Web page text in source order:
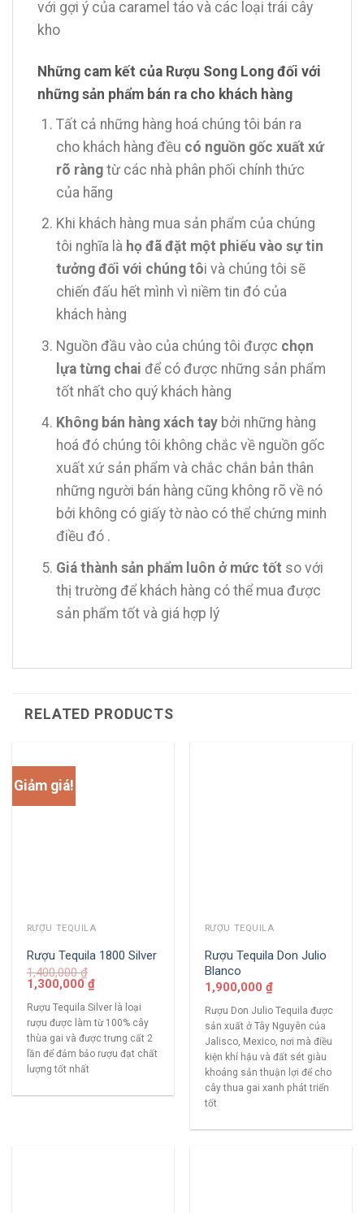
với gợi ý của caramel táo và các loại trái cây
kho
Những cam kết của Rượu Song Long đối với
những sản phẩm bán ra cho khách hàng
Tất cả những hàng hoá chúng tôi bán ra
cho khách hàng đều có nguồn gốc xuất xứ
rõ ràngtừ các nhà phân phối chính thức
của hãng
Khi khách hàng mua sản phẩm của chúng
tôi nghĩa làhọ đã đặt một phiếu vào sự tin
tưởng đối với chúng tôi và chúng tôi sẽ
chiến đấu hết mình vì niềm tin đó của
khách hàng
Nguồn đầu vào của chúng tôi được chọn
lựa từng chai để có được những sản phẩm
tốt nhất cho quý khách hàng
Không bán hàng xách taybởi những hàng
hoá đó chúng tôi không chắc về nguồn gốc
xuất xứ sản phẩm và chắc chắn bản thân
những người bán hàng cũng không rõ về nó
bởi không có giấy tờ nào có thể chứng minh
điều đó .
Giá thành sản phẩm luôn ở mức tốt so với
thị trường để khách hàng có thể mua được
sản phẩm tốt và giá hợp lý
RELATED PRODUCTS
Giảm giá!
RƯỢU TEQUILA
Rượu Tequila 1800 Silver
1,400,000₫
1,300,000₫
Rượu Tequila Silver là loại
rượu được làm từ 100% cây
thùa gai và được trưng cất 2
lần để đảm bảo rượu đạt chất
lượng tốt nhất
RƯỢU TEQUILA
Rượu Tequila Don Julio
Blanco
1,900,000 ₫
Rượu Don Julio Tequila được
sản xuất ở Tây Nguyên của
Jalisco, Mexico, nơi mà điều
kiện khí hậu và đất sét giàu
khoáng sản thuận lợi để cho
cây thua gai xanh phát triển
tốt